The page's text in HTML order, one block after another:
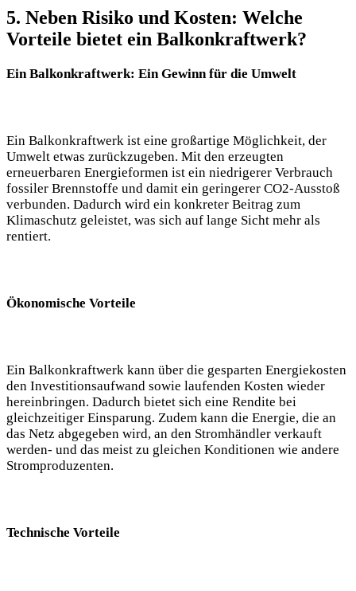
5. Neben Risiko und Kosten: Welche
Vorteile bietet ein Balkonkraftwerk?
Ein Balkonkraftwerk: Ein Gewinn für die Umwelt
Ein Balkonkraftwerk ist eine großartige Möglichkeit, der
Umwelt etwas zurückzugeben. Mit den erzeugten
erneuerbaren Energieformen ist ein niedrigerer Verbrauch
fossiler Brennstoffe und damit ein geringerer CO2-Ausstoß
verbunden. Dadurch wird ein konkreter Beitrag zum
Klimaschutz geleistet, was sich auf lange Sicht mehr als
rentiert.
Ökonomische Vorteile
Ein Balkonkraftwerk kann über die gesparten Energiekosten
den Investitionsaufwand sowie laufenden Kosten wieder
hereinbringen. Dadurch bietet sich eine Rendite bei
gleichzeitiger Einsparung. Zudem kann die Energie, die an
das Netz abgegeben wird, an den Stromhändler verkauft
werden- und das meist zu gleichen Konditionen wie andere
Stromproduzenten.
Technische Vorteile